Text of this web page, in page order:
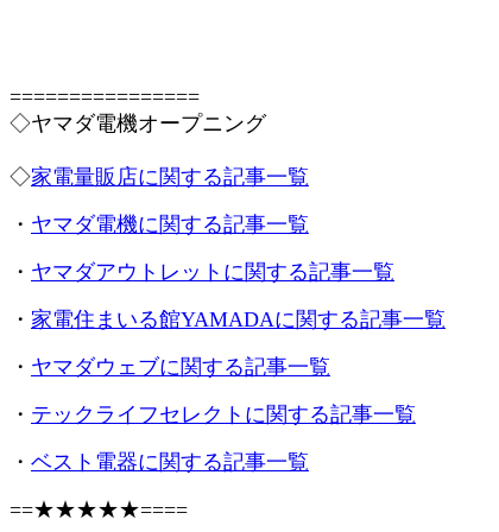
================
◇ヤマダ電機オープニング
◇家電量販店に関する記事一覧
・ ヤマダ電機に関する記事一覧
・ ヤマダアウトレットに関する記事一覧
・ 家電住まいる館YAMADAに関する記事一覧
・ ヤマダウェブに関する記事一覧
・ テックライフセレクトに関する記事一覧
・ ベスト電器に関する記事一覧
==★★★★★====